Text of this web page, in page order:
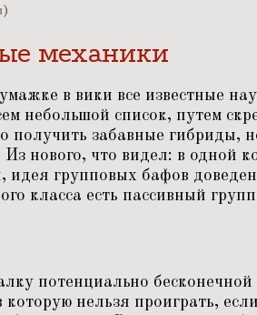
механики
в вики все известные
небольшой список, путем
получить забавные гибриды,
нового, что видел: в одной
идея групповых бафов
класса есть пассивный
потенциально
которую нельзя проиграть,